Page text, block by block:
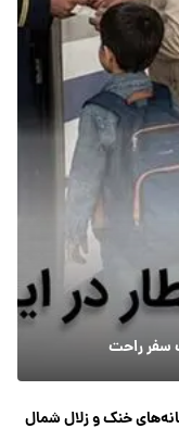
سفر راحت
خنک و زلال شمال